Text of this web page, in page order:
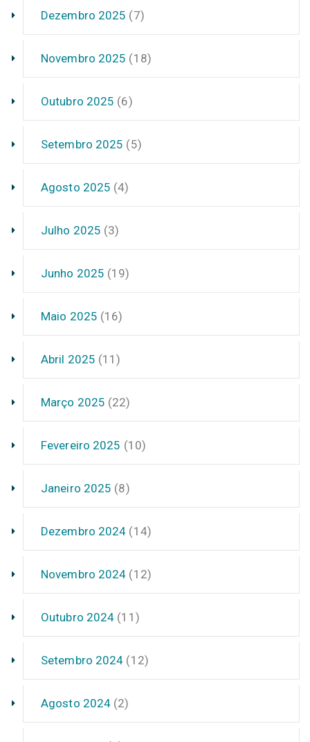
Dezembro 2025 (7)
Novembro 2025 (18)
Outubro 2025 (6)
Setembro 2025 (5)
Agosto 2025 (4)
Julho 2025 (3)
Junho 2025 (19)
Maio 2025 (16)
Abril 2025 (11)
Março 2025 (22)
Fevereiro 2025 (10)
Janeiro 2025 (8)
Dezembro 2024 (14)
Novembro 2024 (12)
Outubro 2024 (11)
Setembro 2024 (12)
Agosto 2024 (2)